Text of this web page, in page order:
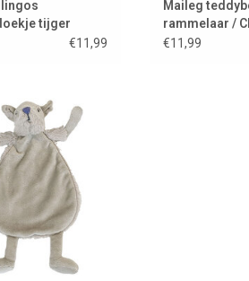
tijger
€11,99
Maileg
rammelaar /
green
€11,99
van het
merk Happy Horse
AAN WINKELWAGEN